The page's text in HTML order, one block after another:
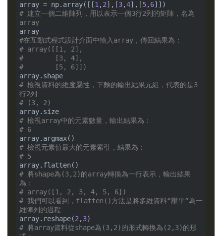
array = np.array([[1 , 2],[3,4],[5, 6
# 建立一個二維陣列，用以表示一個3行2列的矩陣，名為
array
#在互動式程式設計介面中輸入array，傳回結果為：
# array([[1, 2],
#        [3, 4],
#        [5, 6]])
# 檢視資料的維度屬性，下麵的輸出結果元組，代表的是3
行2列
# (3, 2)
# 檢視array中的元素數量，輸出結果為：
# 6
# 檢視元素值最大的元素索引，結果為：
# 5
# 將shape為(3,2)的array轉換為一行表示，輸出結果
為：
# array([1, 2, 3, 4, 5, 6])
# 我們可以看到，flatten()方法是將多維資料“壓平”為一
維陣列的過程
array.reshape(2 , 3
# 將array資料從shape為(3,2)的形式轉換為(2,3)的形